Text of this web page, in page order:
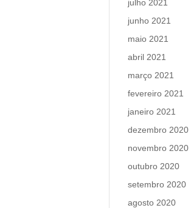
julho 2021
junho 2021
maio 2021
abril 2021
março 2021
fevereiro 2021
janeiro 2021
dezembro 2020
novembro 2020
outubro 2020
setembro 2020
agosto 2020